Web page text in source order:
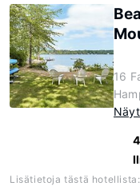
16
Lisätietoja tästä hotellista: